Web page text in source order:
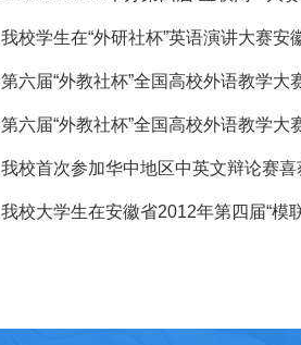
我校学生在“外研社杯”英语演讲大赛安
第六届“外教社杯”全国高校外语教学大
第六届“外教社杯”全国高校外语教学大
我校首次参加华中地区中英文辩论赛喜
我校大学生在安徽省2012年第四届“模